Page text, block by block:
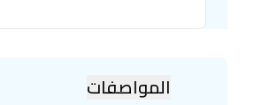
المواصفات